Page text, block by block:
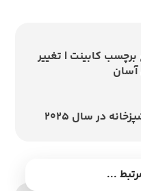
برچسب کابینت | تغییر
آسان
...